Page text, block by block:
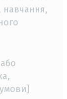
навчання,